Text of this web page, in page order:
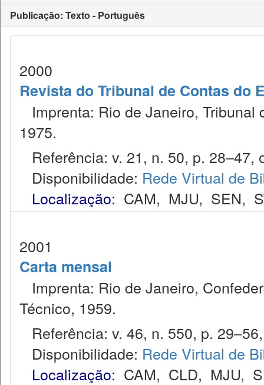
Publicação: Texto - Português
2000
Revista do Tribunal de Contas do
Imprenta: Rio de Janeiro,
1975.
Referência: v. 21, n. 50, p. 28–47,
Disponibilidade: Rede Virtual de
Localização: CAM, MJU, SEN,
2001
Carta mensal
Imprenta: Rio de Janeiro,
Técnico, 1959.
Referência: v. 46, n. 550, p.
Disponibilidade: Rede Virtual de
Localização: CAM, CLD, MJU,